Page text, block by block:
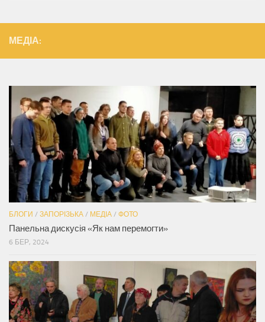
МЕДІА:
БЛОГИ / ЗАПОРІЗЬКА / МЕДІА / ФОТО
Панельна дискусія «Як нам перемогти»
6 БЕР, 2024